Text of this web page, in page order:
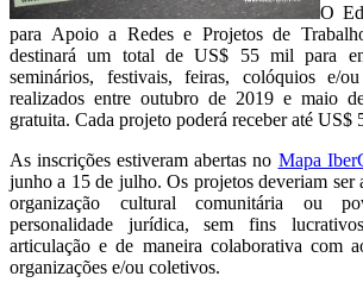
O
para Apoio a Redes e Projetos de
destinará um total de US$ 55 mil para
seminários, festivais, feiras, colóquios e/
realizados entre outubro de 2019 e maio
gratuita. Cada projeto poderá receber até US$
As inscrições estiveram abertas no Mapa
junho a 15 de julho. Os projetos deveriam ser
organização cultural comunitária ou
personalidade jurídica, sem fins
articulação e de maneira colaborativa com
organizações e/ou coletivos.